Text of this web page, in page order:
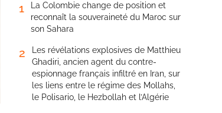
1
La Colombie change de position et
reconnaît la souveraineté du Maroc sur
son Sahara
2
Les révélations explosives de Matthieu
Ghadiri, ancien agent du contre-
espionnage français infiltré en Iran, sur
les liens entre le régime des Mollahs,
le Polisario, le Hezbollah et l’Algérie